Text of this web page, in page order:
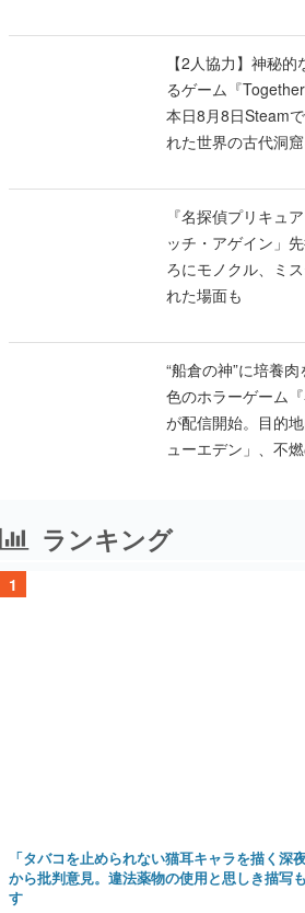
も開設され、
【2人協力】神秘
るゲーム『
本日8月8日Steam
れた世界の古代洞
『名探偵プリキュ
ッチ・アゲイン」
ろにモノクル、ミ
れた場面も
“船倉の神”に培養
色のホラーゲーム
が配信開始。目的
ューエデン」、不
人間を増やし、加
ランキング
1
「タバコを止められない猫耳キャラを描く深
から批判意見。違法薬物の使用と思しき描写
す